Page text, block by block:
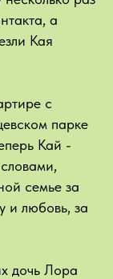
а
Кая
с
парке
Кай -
семье за
и любовь, за
дочь Лора